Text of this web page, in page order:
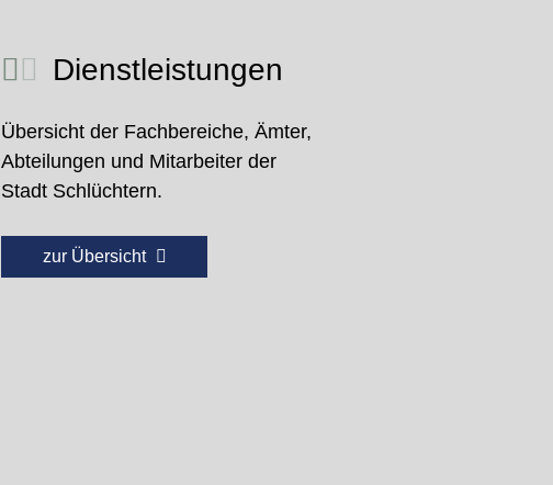
Dienstleistungen
Übersicht der Fachbereiche, Ämter,
Abteilungen und Mitarbeiter der
Stadt Schlüchtern.
zur Übersicht